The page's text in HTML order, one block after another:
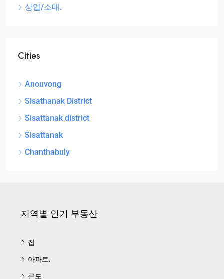
상업/소매.
Cities
Anouvong
Sisathanak District
Sisattanak district
Sisattanak
Chanthabuly
지역별 인기 부동산
집
아파트.
콘도